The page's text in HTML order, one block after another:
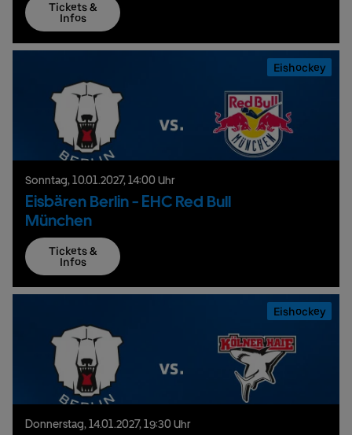
Tickets &
Infos
Eishockey
Sonntag,10.01.2027,14:00 Uhr
Eisbären Berlin - EHC Red Bull
München
Tickets &
Infos
Eishockey
Donnerstag,14.01.2027,19:30 Uhr